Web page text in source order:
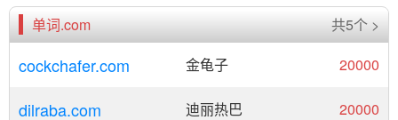
单词.com 共5个 >
cockchafer.com 金龟子 20000
dilraba.com 迪丽热巴 20000